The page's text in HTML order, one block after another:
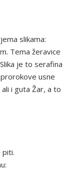
slikama:
Tema žeravice
je to serafina
usne
i guta Žar, a to
piti.